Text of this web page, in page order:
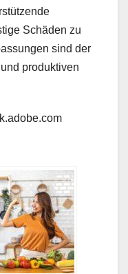
Schäden zu
sind der
produktiven